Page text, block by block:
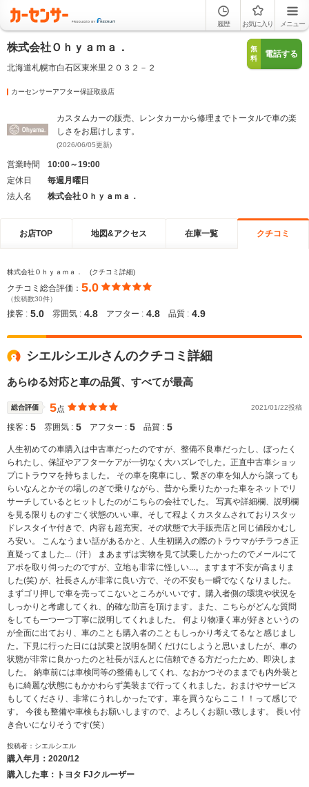
履歴 お気に入り メニュー
株式会社Ｏｈｙａｍａ．
北海道札幌市白石区東米里２０３２－２
無
料
電話する
カーセンサーアフター保証取扱店
カスタムカーの販売、レンタカーから修理までトータルで車の楽
しさをお届けします。
(2026/06/05更新)
営業時間
10:00～19:00
定休日
毎週月曜日
法人名
株式会社Ｏｈｙａｍａ．
お店TOP 地図&アクセス 在庫一覧 クチコミ
株式会社Ｏｈｙａｍａ． (クチコミ詳細)
クチコミ総合評価： 5.0
（投稿数30件）
接客 : 5.0 雰囲気 : 4.8 アフター : 4.8 品質 : 4.9
シエルシエルさんのクチコミ詳細
あらゆる対応と車の品質、すべてが最高
総合評価 5点 2021/01/22投稿
接客 : 5 雰囲気 : 5 アフター : 5 品質 : 5
人生初めての車購入は中古車だったのですが、整備不良車だったし、ぼったく
られたし、保証やアフターケアが一切なく大ハズレでした。正直中古車ショッ
プにトラウマを持ちました。 その車を廃車にし、繋ぎの車を知人から譲っても
らいなんとかその場しのぎで乗りながら、昔から乗りたかった車をネットでリ
サーチしているとヒットしたのがこちらの会社でした。 写真や詳細欄、説明欄
を見る限りものすごく状態のいい車。そして程よくカスタムされておりスタッ
ドレスタイヤ付きで、内容も超充実。その状態で大手販売店と同じ値段かむし
ろ安い。 こんなうまい話があるかと、人生初購入の際のトラウマがチラつき正
直疑ってました...（汗） まあまずは実物を見て試乗したかったのでメールにて
アポを取り伺ったのですが、立地も非常に怪しい...。ますます不安が高まりま
した(笑) が、社長さんが非常に良い方で、その不安も一瞬でなくなりました。
まずゴリ押しで車を売ってこないところがいいです。購入者側の環境や状況を
しっかりと考慮してくれ、的確な助言を頂けます。また、こちらがどんな質問
をしても一つ一つ丁寧に説明してくれました。 何より物凄く車が好きというの
が全面に出ており、車のことも購入者のこともしっかり考えてるなと感じまし
た。下見に行った日には試乗と説明を聞くだけにしようと思いましたが、車の
状態が非常に良かったのと社長がほんとに信頼できる方だったため、即決しま
した。 納車前には車検同等の整備もしてくれ、なおかつそのままでも内外装と
もに綺麗な状態にもかかわらず美装まで行ってくれました。おまけやサービス
もしてくださり、非常にうれしかったです。車を買うならここ！！って感じで
す。 今後も整備や車検もお願いしますので、よろしくお願い致します。 長い付
き合いになりそうです(笑）
投稿者：シエルシエル
購入年月： 2020/12
購入した車：トヨタ FJクルーザー